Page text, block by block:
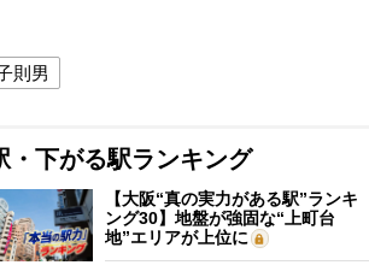
則男
・下がる駅ランキング
【大阪“真の実力がある駅”ランキ
ング30】地盤が強固な“上町台
地”エリアが上位に